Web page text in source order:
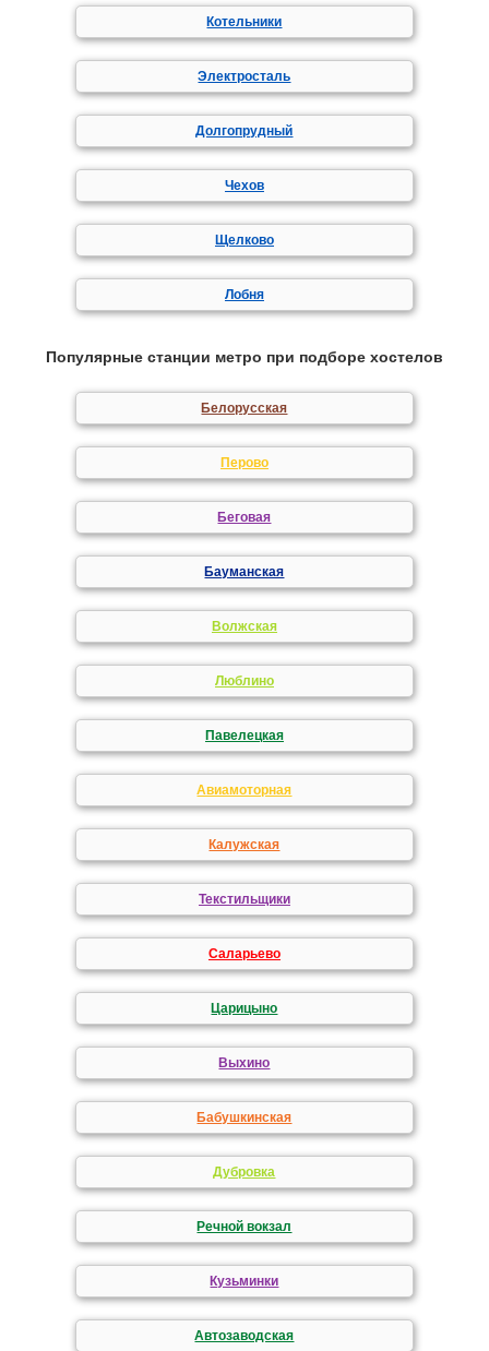
Котельники
Электросталь
Долгопрудный
Чехов
Щелково
Лобня
Популярные станции метро при подборе хостелов
Белорусская
Перово
Беговая
Бауманская
Волжская
Люблино
Павелецкая
Авиамоторная
Калужская
Текстильщики
Саларьево
Царицыно
Выхино
Бабушкинская
Дубровка
Речной вокзал
Кузьминки
Автозаводская